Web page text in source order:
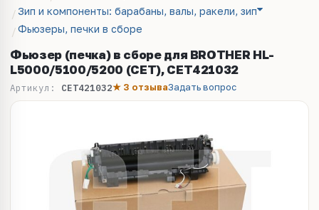
Зип и компоненты: барабаны, валы, ракели, зип
Фьюзеры, печки в сборе
Фьюзер (печка) в сборе для BROTHER HL-
L5000/5100/5200 (CET), CET421032
Артикул: CET421032★ 3 отзываЗадать вопрос